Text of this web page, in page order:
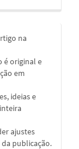
na
é original e
em
ideias e
ajustes
publicação.